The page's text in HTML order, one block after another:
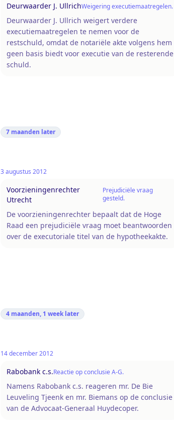
Deurwaarder J. UllrichWeigering executiemaatregelen.
Deurwaarder J. Ullrich weigert verdere
executiemaatregelen te nemen voor de
restschuld, omdat de notariële akte volgens hem
geen basis biedt voor executie van de resterende
schuld.
7 maanden later
3 augustus 2012
Voorzieningenrechter
Utrecht
Prejudiciële vraag
gesteld.
De voorzieningenrechter bepaalt dat de Hoge
Raad een prejudiciële vraag moet beantwoorden
over de executoriale titel van de hypotheekakte.
4 maanden, 1 week later
14 december 2012
Rabobank c.s.Reactie op conclusie A-G.
Namens Rabobank c.s. reageren mr. De Bie
Leuveling Tjeenk en mr. Biemans op de conclusie
van de Advocaat-Generaal Huydecoper.